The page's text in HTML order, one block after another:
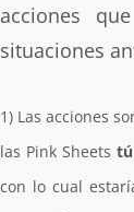
acciones
situaciones
1) Las acciones
las Pink Sheets
con lo cual